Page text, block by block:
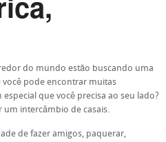
do mundo estão buscando uma
você pode encontrar muitas
que você precisa ao seu lado?
um intercâmbio de casais.
de fazer amigos, paquerar,